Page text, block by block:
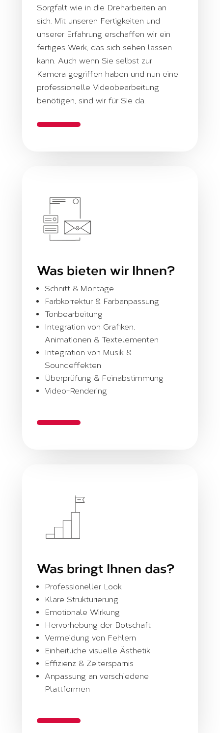
Sorgfalt wie in die Dreharbeiten an
sich. Mit unseren Fertigkeiten und
unserer Erfahrung erschaffen wir ein
fertiges Werk, das sich sehen lassen
kann. Auch wenn Sie selbst zur
Kamera gegriffen haben und nun eine
professionelle Videobearbeitung
benötigen, sind wir für Sie da.
Was bieten wir Ihnen?
Schnitt & Montage
Farbkorrektur & Farbanpassung
Tonbearbeitung
Integration von Grafiken,
Animationen & Textelementen
Integration von Musik &
Soundeffekten
Überprüfung & Feinabstimmung
Video-Rendering
Was bringt Ihnen das?
Professioneller Look
Klare Strukturierung
Emotionale Wirkung
Hervorhebung der Botschaft
Vermeidung von Fehlern
Einheitliche visuelle Ästhetik
Effizienz & Zeitersparnis
Anpassung an verschiedene
Plattformen